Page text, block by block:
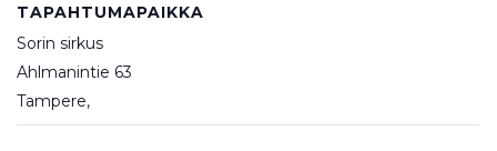
TAPAHTUMAPAIKKA
Sorin sirkus
Ahlmanintie 63
Tampere,